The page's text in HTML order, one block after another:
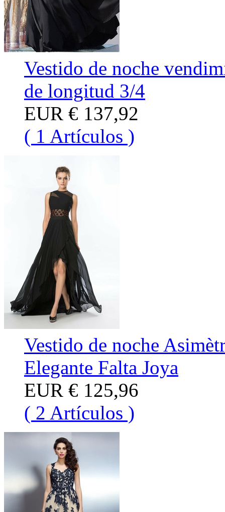
Vestido de noche
de longitud 3/4
EUR € 137,92
( 1 Artículos )
Vestido de noche
Elegante Falta Joya
EUR € 125,96
( 2 Artículos )